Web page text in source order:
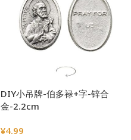
DIY小吊牌-伯多禄+字-锌合
金-2.2cm
¥4.99